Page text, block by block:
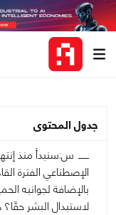
جدول المحتوى
س:سنبدأ منذ
الإصطناعي الفترة
بالإضافة لجوانبه
لاستبدال البشر